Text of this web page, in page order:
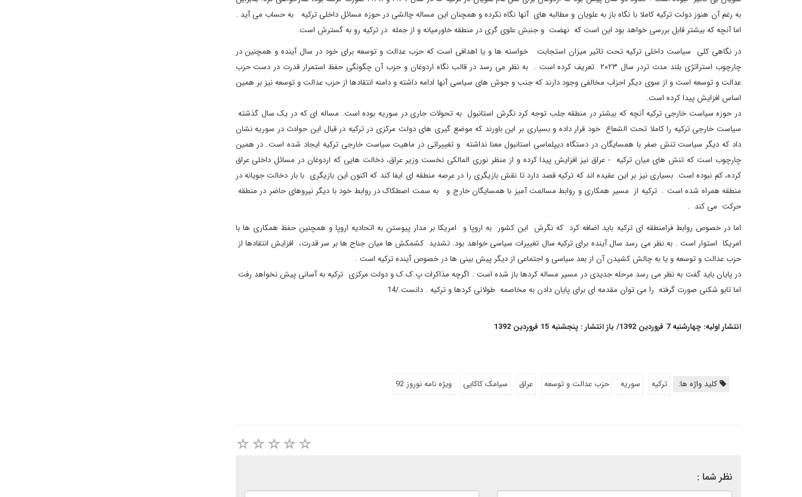
به رغم آن هنوز دولت ترکیه کاملا با نگاه باز به علویان و مطالبه های آنها نگاه نکرده و همچنان این مساله چالشی در حوزه مسائل داخلی ترکیه به حساب می آید .
اما آنچه که بیشتر قابل بررسی خواهد بود این است که نهضت و جنبش علوی گری در منطقه خاورمیانه و از جمله در ترکیه رو به گسترش است.
در نگاهی کلی سیاست داخلی ترکیه تحت تاثیر میزان استجابت خواسته ها و یا اهدافی است که حزب عدالت و توسعه برای خود در سال آینده و همچنین در
چارچوب استراتژی بلند مدت تردر سال ۲۰۲۳ تعریف کرده است . به نظر می رسد در قالب نگاه اردوغان و حزب آن چگونگی حفظ استمرار قدرت در دست حزب
عدالت و توسعه است و از سوی دیگر احزاب مخالفی وجود دارند که جنب و جوش های سیاسی آنها ادامه داشته و دامنه انتقادها از حزب عدالت و توسعه نیز بر همین
اساس افزایش پیدا کرده است.
در حوزه سیاست خارجی ترکیه آنچه که بیشتر در منطقه جلب توجه کرد نگرش استانبول به تحولات جاری در سوریه بوده است. مساله ای که در یک سال گذشته
سیاست خارجی ترکیه را کاملا تحت الشعاع خود قرار داده و بسیاری بر این باورند که موضع گیری های دولت مرکزی در ترکیه در قبال این حوادث در سوریه نشان
داد که دیگر سیاست تنش صفر با همسایگان در دستگاه دیپلماسی استانبول معنا نداشته و تغییراتی در ماهیت سیاست خارجی ترکیه ایجاد شده است. در همین
چارچوب است که تنش های میان ترکیه - عراق نیز افزایش پیدا کرده و از منظر نوری المالکی نخست وزیر عراق، دخالت هایی که اردوغان در مسائل داخلی عراق
کرده، کم نبوده است. بسیاری نیز بر این عقیده اند که ترکیه قصد دارد تا نقش بازیگری را در عرصه منطقه ای ایفا کند که اکنون این بازیگری با بار دخالت جویانه در
منطقه همراه شده است . ترکیه از مسیر همکاری و روابط مسالمت آمیز با همسایگان خارج و به سمت اصطکاک در روابط خود با دیگر نیروهای حاضر در منطقه
حرکت می کند .
اما در خصوص روابط فرامنطقه ای ترکیه باید اضافه کرد که نگرش این کشور به اروپا و امریکا بر مدار پیوستن به اتحادیه اروپا و همچنین حفظ همکاری ها با
امریکا استوار است . به نظر می رسد سال آینده برای ترکیه سال تغییرات سیاسی خواهد بود. تشدید کشمکش ها میان جناح ها بر سر قدرت، افزایش انتقادها از
حزب عدالت و توسعه و یا به چالش کشیدن آن از بعد سیاسی و اجتماعی از دیگر پیش بینی ها در خصوص آینده ترکیه است .
در پایان باید گفت به نظر می رسد مرحله جدیدی در مسیر مساله کردها باز شده است . اگرچه مذاکرات پ.ک.ک و دولت مرکزی ترکیه به آسانی پیش نخواهد رفت
اما تابو شکنی صورت گرفته را می توان مقدمه ای برای پایان دادن به مخاصمه طولانی کردها و ترکیه . دانست./14
انتشار اولیه: چهارشنبه 7 فروردین 1392/ باز انتشار : پنجشنبه 15 فروردین 1392
کلید واژه ها: ترکیه سوریه حزب عدالت و توسعه عراق سیامک کاکایی ويژه نامه نوروز 92
نظر شما :